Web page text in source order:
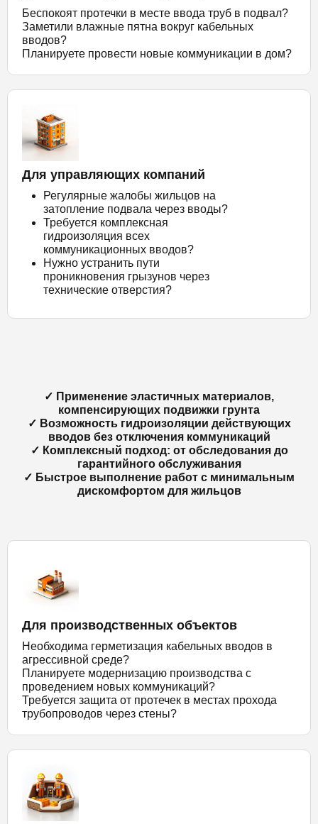
Беспокоят протечки в месте ввода труб в подвал?
Заметили влажные пятна вокруг кабельных
вводов?
Планируете провести новые коммуникации в дом?
Для управляющих компаний
Регулярные жалобы жильцов на
затопление подвала через вводы?
Требуется комплексная
гидроизоляция всех
коммуникационных вводов?
Нужно устранить пути
проникновения грызунов через
технические отверстия?
✓ Применение эластичных материалов,
компенсирующих подвижки грунта
✓ Возможность гидроизоляции действующих
вводов без отключения коммуникаций
✓ Комплексный подход: от обследования до
гарантийного обслуживания
✓ Быстрое выполнение работ с минимальным
дискомфортом для жильцов
Для производственных объектов
Необходима герметизация кабельных вводов в
агрессивной среде?
Планируете модернизацию производства с
проведением новых коммуникаций?
Требуется защита от протечек в местах прохода
трубопроводов через стены?